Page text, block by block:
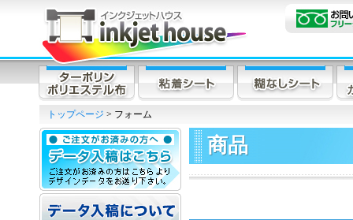
トップページ > フォーム
商品